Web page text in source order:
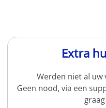
Extra
Werden niet al uw
Geen nood, via een